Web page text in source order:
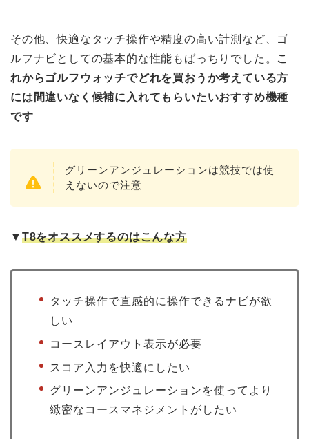
その他、快適なタッチ操作や精度の高い計測など、ゴ
ルフナビとしての基本的な性能もばっちりでした。 こ
れからゴルフウォッチでどれを買おうか考えている方
には間違いなく候補に入れてもらいたいおすすめ機種
です
グリーンアンジュレーションは競技では使
えないので注意
▼ T8をオススメするのはこんな方
タッチ操作で直感的に操作できるナビが欲
しい
コースレイアウト表示が必要
スコア入力を快適にしたい
グリーンアンジュレーションを使ってより
緻密なコースマネジメントがしたい